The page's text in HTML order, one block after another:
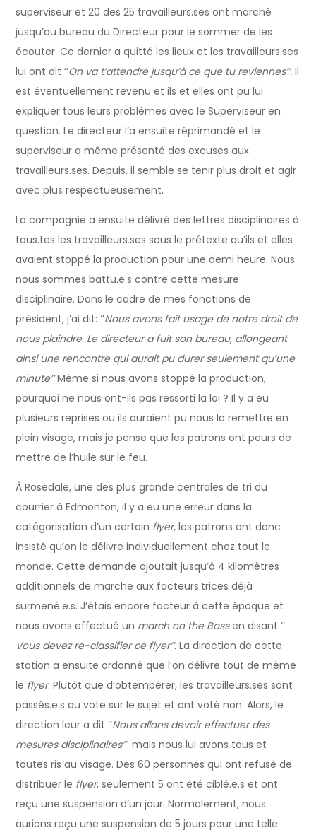
superviseur et 20 des 25 travailleurs.ses ont marché
jusqu’au bureau du Directeur pour le sommer de les
écouter. Ce dernier a quitté les lieux et les travailleurs.ses
lui ont dit ‘’On va t’attendre jusqu’à ce que tu reviennes’’.Il
est éventuellement revenu et ils et elles ont pu lui
expliquer tous leurs problèmes avec le Superviseur en
question. Le directeur l’a ensuite réprimandé et le
superviseur a même présenté des excuses aux
travailleurs.ses. Depuis, il semble se tenir plus droit et agir
avec plus respectueusement.
La compagnie a ensuite délivré des lettres disciplinaires à
tous.tes les travailleurs.ses sous le prétexte qu’ils et elles
avaient stoppé la production pour une demi heure. Nous
nous sommes battu.e.s contre cette mesure
disciplinaire. Dans le cadre de mes fonctions de
président, j’ai dit: ‘’Nous avons fait usage de notre droit de
nous plaindre. Le directeur a fuit son bureau, allongeant
ainsi une rencontre qui aurait pu durer seulement qu’une
minute’’Même si nous avons stoppé la production,
pourquoi ne nous ont-ils pas ressorti la loi ? Il y a eu
plusieurs reprises ou ils auraient pu nous la remettre en
plein visage, mais je pense que les patrons ont peurs de
mettre de l’huile sur le feu.
À Rosedale, une des plus grande centrales de tri du
courrier à Edmonton, il y a eu une erreur dans la
catégorisation d’un certain flyer, les patrons ont donc
insisté qu’on le délivre individuellement chez tout le
monde. Cette demande ajoutait jusqu’à 4 kilomètres
additionnels de marche aux facteurs.trices déjà
surmené.e.s. J’étais encore facteur à cette époque et
nous avons effectué un march on the Bossen disant ‘’
Vous devez re-classifier ce flyer’’.La direction de cette
station a ensuite ordonné que l’on délivre tout de même
le flyer. Plutôt que d’obtempérer, les travailleurs.ses sont
passés.e.s au vote sur le sujet et ont voté non. Alors, le
direction leur a dit ‘’Nous allons devoir effectuer des
mesures disciplinaires’’ mais nous lui avons tous et
toutes ris au visage. Des 60 personnes qui ont refusé de
distribuer le flyer, seulement 5 ont été ciblé.e.s et ont
reçu une suspension d’un jour. Normalement, nous
aurions reçu une suspension de 5 jours pour une telle